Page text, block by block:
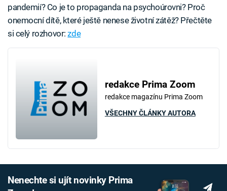
pandemií? Co je to propaganda na psychoúrovni? Proč
onemocní dítě, které ještě nenese životní zátěž? Přečtěte
si celý rozhovor:zde
redakce Prima Zoom
redakce magazínu Prima Zoom
VŠECHNY ČLÁNKY AUTORA
Nenechte si ujít novinky Prima